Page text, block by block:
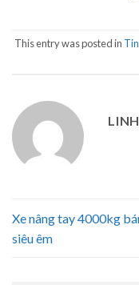
This entry was posted in
LINH
Xe nâng tay 4000kg
siêu êm